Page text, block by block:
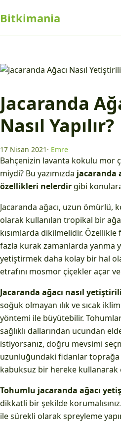
Bitkimania
Jacaranda
Nasıl Yapılır?
17 Nisan 2021 · Emre
Bahçenizin lavanta kokulu mor
miydi? Bu yazımızda jacaranda
özellikleri nelerdirgibi
Jacaranda ağacı, uzun ömürlü,
olarak kullanılan tropikal bir
kısımlarda dikilmelidir.
fazla kurak zamanlarda yanma
yetiştirmek daha kolay bir hal
etrafını mosmor çiçekler açar
Jacaranda ağacı nasıl
soğuk olmayan ılık ve sıcak
yöntemi ile büyütebilir.
sağlıklı dallarından ucundan
istiyorsanız, doğru mevsimi
uzunluğundaki fidanlar toprağa
kabuksuz bir hereke
Tohumlu jacaranda ağacı
dikkatli bir şekilde
ile sürekli olarak spreyleme